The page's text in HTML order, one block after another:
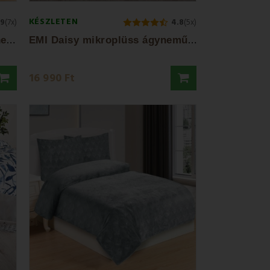
(7x)
E
mi Element mikroplüss ágyneműhuzat
KÉSZLETEN 4.8(5x)
E
MI Daisy mikroplüss ágyneműhuzat
16 990 Ft